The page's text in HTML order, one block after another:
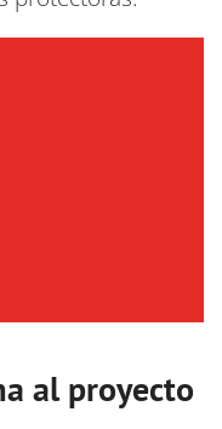
al proyecto